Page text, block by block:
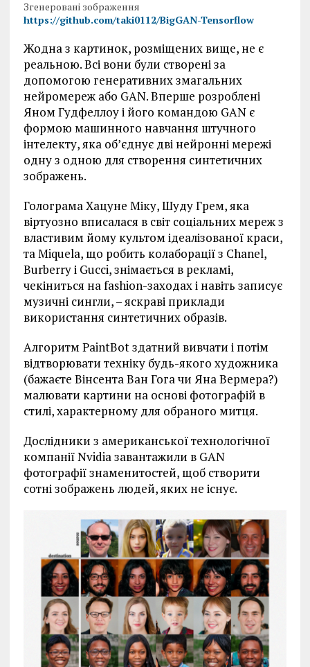
Згенеровані зображення
https://github.com/taki0112/BigGAN-Tensorflow
Жодна з картинок, розміщених вище, не є
реальною. Всі вони були створені за
допомогою генеративних змагальних
нейромереж або GAN. Вперше розроблені
Яном Гудфеллоу і його командою GAN є
формою машинного навчання штучного
інтелекту, яка об’єднує дві нейронні мережі
одну з одною для створення синтетичних
зображень.
Голограма Хацуне Міку, Шуду Грем, яка
віртуозно вписалася в світ соціальних мереж з
властивим йому культом ідеалізованої краси,
та Miquela, що робить колаборації з Chanel,
Burberry і Gucci, знімається в рекламі,
чекіниться на fashion-заходах і навіть записує
музичні сингли, – яскраві приклади
використання синтетичних образів.
Алгоритм PaintBot здатний вивчати і потім
відтворювати техніку будь-якого художника
(бажаєте Вінсента Ван Гога чи Яна Вермера?)
малювати картини на основі фотографій в
стилі, характерному для обраного митця.
Дослідники з американської технологічної
компанії Nvidia завантажили в GAN
фотографії знаменитостей, щоб створити
сотні зображень людей, яких не існує.